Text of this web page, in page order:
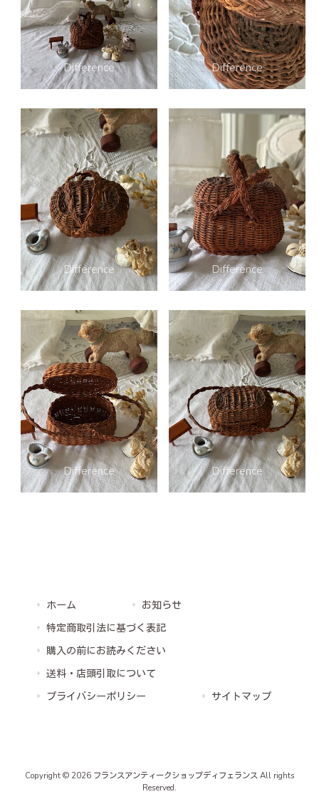
ホーム
お知らせ
特定商取引法に基づく表記
購入の前にお読みください
送料・店頭引取について
プライバシーポリシー
サイトマップ
Copyright © 2026 フランスアンティークショップディフェランス All rights
Reserved.